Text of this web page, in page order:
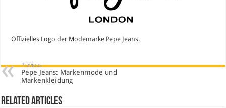
Offizielles Logo der Modemarke Pepe Jeans.
Previous
Pepe Jeans: Markenmode und
Markenkleidung
Related Articles